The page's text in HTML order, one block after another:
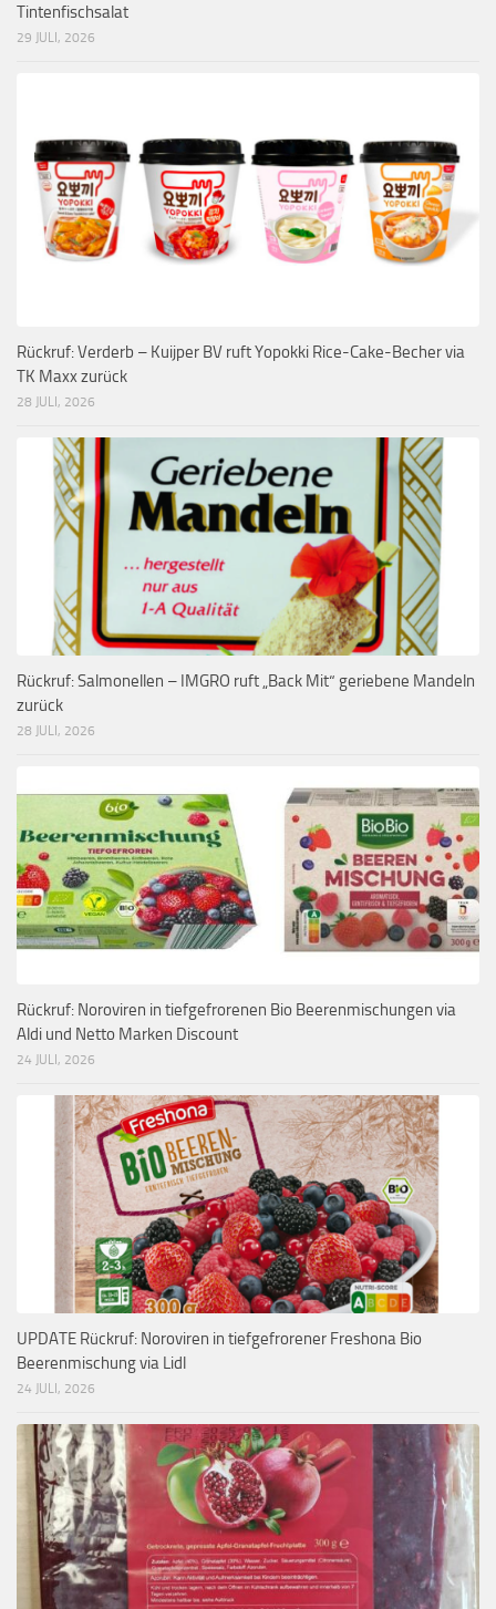
Tintenfischsalat
29 JULI, 2026
Rückruf: Verderb – Kuijper BV ruft Yopokki Rice-Cake-Becher via
TK Maxx zurück
28 JULI, 2026
Rückruf: Salmonellen – IMGRO ruft „Back Mit“ geriebene Mandeln
zurück
28 JULI, 2026
Rückruf: Noroviren in tiefgefrorenen Bio Beerenmischungen via
Aldi und Netto Marken Discount
24 JULI, 2026
UPDATE Rückruf: Noroviren in tiefgefrorener Freshona Bio
Beerenmischung via Lidl
24 JULI, 2026